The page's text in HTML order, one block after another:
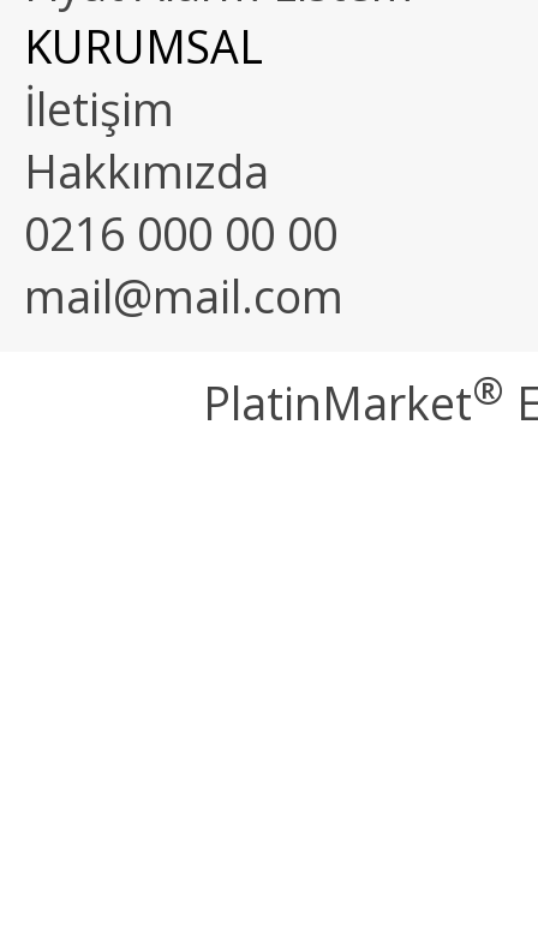
KURUMSAL
İletişim
Hakkımızda
0216 000 00 00
mail@mail.com
PlatinMarket®